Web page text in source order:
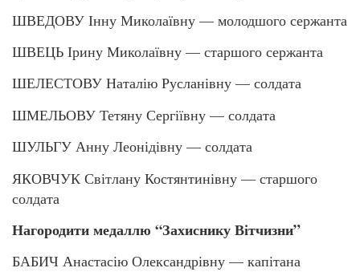
ШВЕДОВУ Інну Миколаївну — молодшого сержанта
ШВЕЦЬ Ірину Миколаївну — старшого сержанта
ШЕЛЕСТОВУ Наталію Русланівну — солдата
ШМЕЛЬОВУ Тетяну Сергіївну — солдата
ШУЛЬГУ Анну Леонідівну — солдата
ЯКОВЧУК Світлану Костянтинівну — старшого
солдата
Нагородити медаллю “Захиснику Вітчизни”
БАБИЧ Анастасію Олександрівну — капітана